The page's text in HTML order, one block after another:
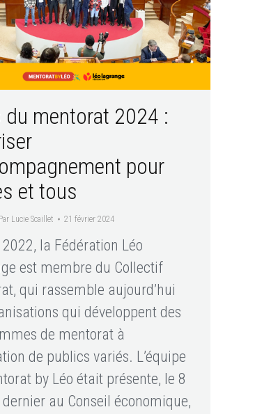
du mentorat 2024 :
pour
et tous
Par Lucie Scaillet 21 février 2024
2022, la Fédération Léo
est membre du Collectif
qui rassemble aujourd’hui
qui développent des
de mentorat à
de publics variés. L’équipe
by Léo était présente, le 8
au Conseil économique,